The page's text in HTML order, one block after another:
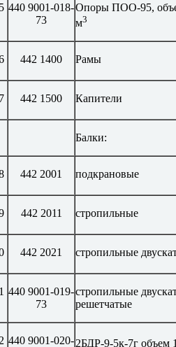
440 9001-018-
73
Опоры ПОО-95,
м3
442 1400 Рамы
442 1500 Капители
Балки:
442 2001 подкрановые
442 2011 стропильные
442 2021 стропильные
440 9001-019-
73
стропильные
решетчатые
440 9001-020-2БДР-9-5к-7г объем